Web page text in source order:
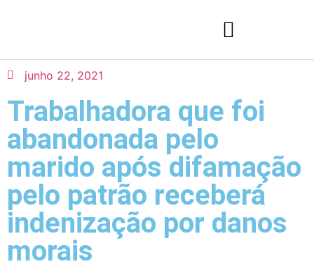
junho 22, 2021
Trabalhadora que foi
abandonada pelo
marido após difamação
pelo patrão receberá
indenização por danos
morais